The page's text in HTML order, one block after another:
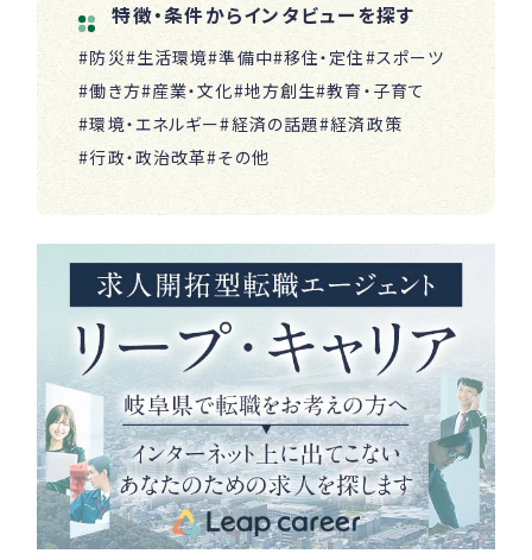
特徴・条件からインタビューを探す
#防災#生活環境#準備中#移住・定住#スポーツ
#働き方#産業・文化#地方創生#教育・子育て
#環境・エネルギー#経済の話題#経済政策
#行政・政治改革#その他